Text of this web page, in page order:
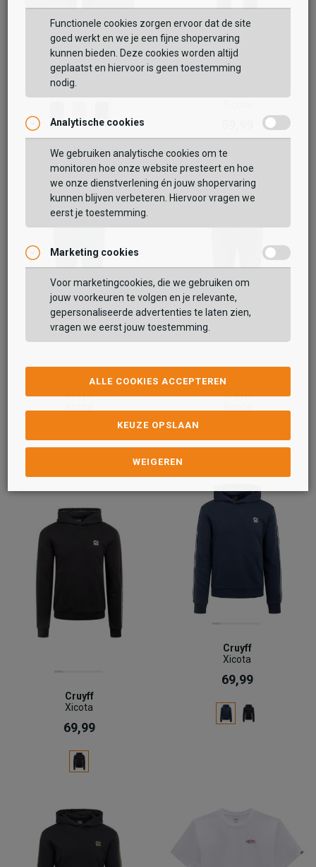
BEKIJK WINKELTAS
VERDER WINKELEN
Vaak samen gekocht met
Cruyff
Xicota
54,99
Cruyff
Cruyff
Cruyff
Xicota
69,99
Cruyff
Xicota
69,99
Functionele cookies zorgen ervoor dat de site
goed werkt en we je een fijne shopervaring
kunnen bieden. Deze cookies worden altijd
geplaatst en hiervoor is geen toestemming
nodig.
Analytische cookies
We gebruiken analytische cookies om te
monitoren hoe onze website presteert en hoe
we onze dienstverlening én jouw shopervaring
kunnen blijven verbeteren. Hiervoor vragen we
eerst je toestemming.
Marketing cookies
Voor marketingcookies, die we gebruiken om
jouw voorkeuren te volgen en je relevante,
gepersonaliseerde advertenties te laten zien,
vragen we eerst jouw toestemming.
ALLE COOKIES ACCEPTEREN
KEUZE OPSLAAN
WEIGEREN